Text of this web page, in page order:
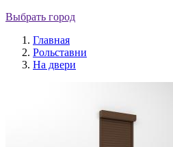
Выбрать город
Главная
Рольставни
На двери